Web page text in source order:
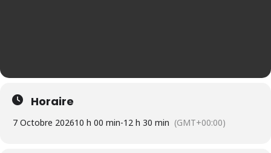
Horaire
7 Octobre 202610 h 00 min-12 h 30 min (GMT+00:00)